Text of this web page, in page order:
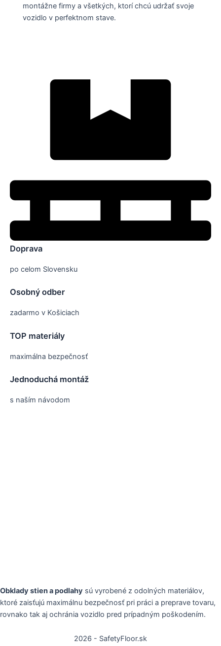
montážne firmy a všetkých, ktorí chcú udržať svoje
vozidlo v perfektnom stave.
Doprava
po celom Slovensku
Osobný odber
zadarmo v Košiciach
TOP materiály
maximálna bezpečnosť
Jednoduchá montáž
s naším návodom
Obklady stien a podlahy sú vyrobené z odolných materiálov,
ktoré zaisťujú maximálnu bezpečnosť pri práci a preprave tovaru,
rovnako tak aj ochránia vozidlo pred prípadným poškodením.
2026 - SafetyFloor.sk